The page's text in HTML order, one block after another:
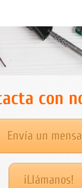
con
Envía un
¡Llámanos!